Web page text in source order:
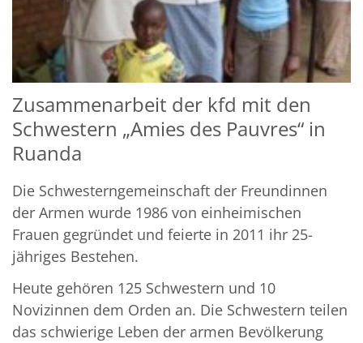
Zusammenarbeit der kfd mit den
Schwestern „Amies des Pauvres“ in
Ruanda
Die Schwesterngemeinschaft der Freundinnen
der Armen wurde 1986 von einheimischen
Frauen gegründet und feierte in 2011 ihr 25-
jähriges Bestehen.
Heute gehören 125 Schwestern und 10
Novizinnen dem Orden an. Die Schwestern teilen
das schwierige Leben der armen Bevölkerung